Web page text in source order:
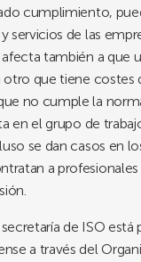
cumplimiento,
servicios de las
también a que
otro que tiene costes
no cumple la
en el grupo de
se dan casos en
a
de ISO está
a través del